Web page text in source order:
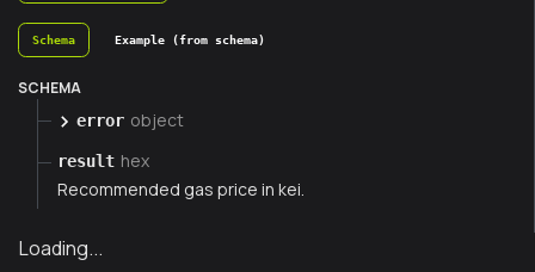
Schema Example (from schema)
SCHEMA
error object
result hex
Recommended gas price in kei.
Loading...